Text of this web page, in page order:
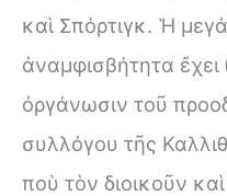
καὶ Σπόρτιγκ. Ἡ
ἀναμφισβήτητα
ὀργάνωσιν τοῦ
συλλόγου τῆς
ποὺ τὸν διοικοῦν